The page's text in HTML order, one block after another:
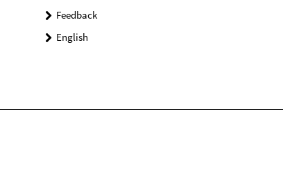
Feedback
English